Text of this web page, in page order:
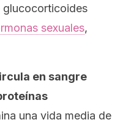
glucocorticoides
sexuales,
en sangre
una vida media de